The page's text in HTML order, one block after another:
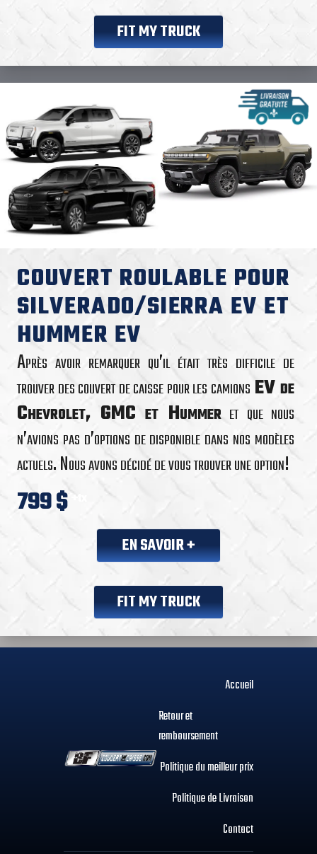
FIT MY TRUCK
COUVERT ROULABLE POUR
SILVERADO/SIERRA EV ET
HUMMER EV
Après avoir remarquer qu’il était très difficile de
trouver des couvert de caisse pour les camionsEV de
Chevrolet, GMC et Hummeret que nous
n’avions pas d’options de disponible dans nos modèles
actuels. Nous avons décidé de vous trouver une option!
799 $ +tx
EN SAVOIR +
FIT MY TRUCK
Accueil
Retour et
remboursement
Politique du meilleur prix
Politique de Livraison
Contact